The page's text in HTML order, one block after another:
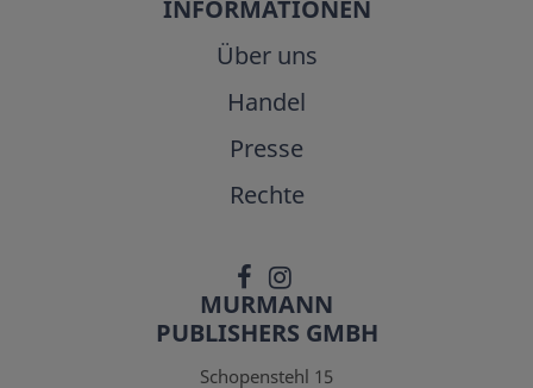
INFORMATIONEN
Über uns
Handel
Presse
Rechte
MURMANN
PUBLISHERS GMBH
Schopenstehl 15